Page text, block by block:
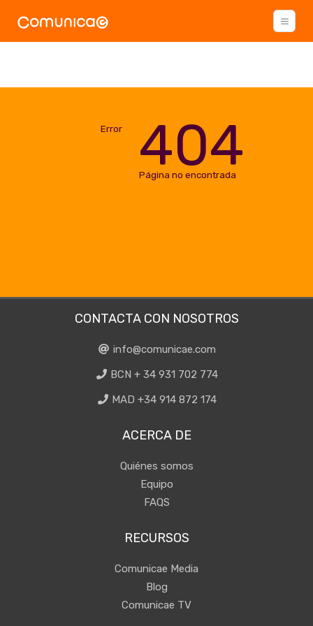
Error 404
Página no encontrada
CONTACTA CON NOSOTROS
info@comunicae.com
BCN + 34 931 702 774
MAD +34 914 872 174
ACERCA DE
Quiénes somos
Equipo
FAQS
RECURSOS
Comunicae Media
Blog
Comunicae TV